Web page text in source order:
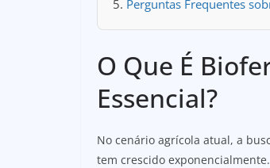
Perguntas Frequentes
O Que É
Essencial?
No cenário agrícola atual, a
tem crescido